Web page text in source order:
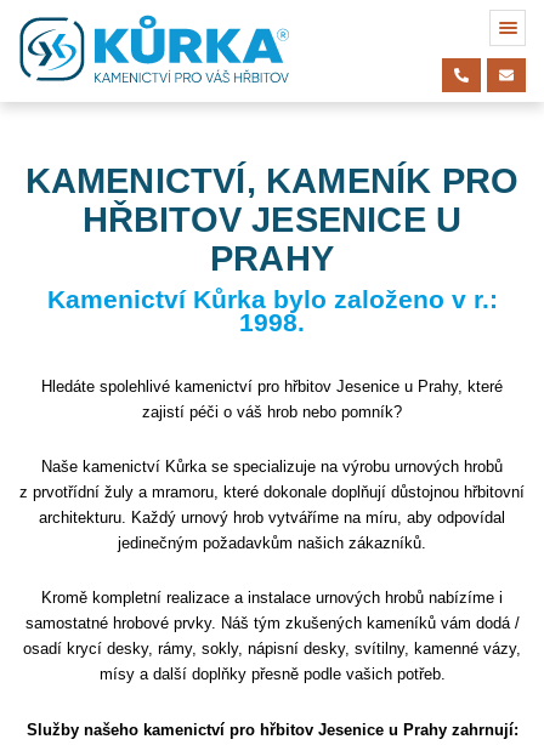
KAMENICTVÍ, KAMENÍK PRO
HŘBITOV JESENICE U
PRAHY
Kamenictví Kůrka bylo založeno v r.:
1998.
Hledáte spolehlivé kamenictví pro hřbitov Jesenice u Prahy, které
zajistí péči o váš hrob nebo pomník?
Naše kamenictví Kůrka se specializuje na výrobu urnových hrobů
z prvotřídní žuly a mramoru, které dokonale doplňují důstojnou hřbitovní
architekturu. Každý urnový hrob vytváříme na míru, aby odpovídal
jedinečným požadavkům našich zákazníků.
Kromě kompletní realizace a instalace urnových hrobů nabízíme i
samostatné hrobové prvky. Náš tým zkušených kameníků vám dodá /
osadí krycí desky, rámy, sokly, nápisní desky, svítilny, kamenné vázy,
mísy a další doplňky přesně podle vašich potřeb.
Služby našeho kamenictví pro hřbitov Jesenice u Prahy zahrnují: